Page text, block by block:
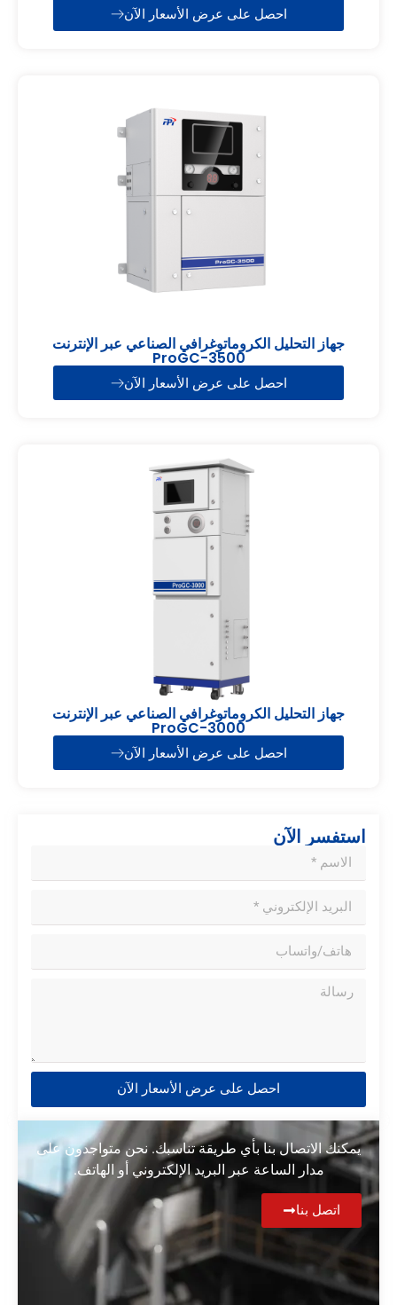
احصل على عرض الأسعار الآن
جهاز التحليل الكروماتوغرافي الصناعي عبر الإنترنت
ProGC-3500
احصل على عرض الأسعار الآن
جهاز التحليل الكروماتوغرافي الصناعي عبر الإنترنت
ProGC-3000
احصل على عرض الأسعار الآن
استفسر الآن
احصل على عرض الأسعار الآن
يمكنك الاتصال بنا بأي طريقة تناسبك. نحن متواجدون على
مدار الساعة عبر البريد الإلكتروني أو الهاتف.
اتصل بنا